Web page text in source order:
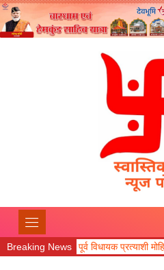
Breaking News
मोहित डिमरी सामुदायिक स्वास्थ्य